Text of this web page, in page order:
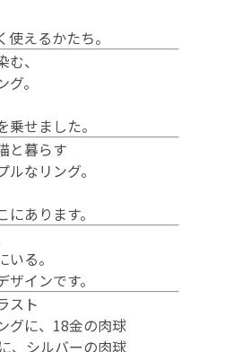
えるかたち。
、
。
乗せました。
と暮らす
なリング。
あります。
る。
インです。
スト
グに、18金の肉球
、シルバーの肉球